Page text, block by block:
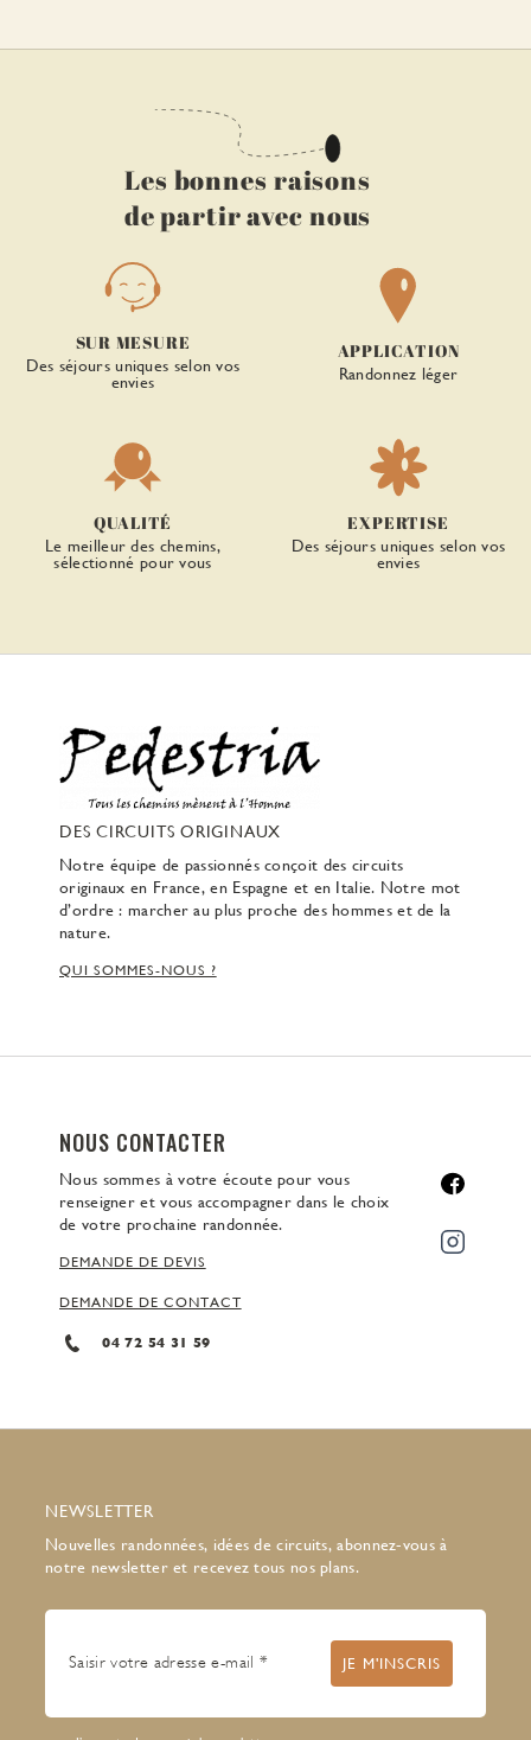
Les bonnes raisons
de partir avec nous
SUR MESURE
Des séjours uniques selon vos
envies
APPLICATION
Randonnez léger
QUALITÉ
Le meilleur des chemins,
sélectionné pour vous
EXPERTISE
Des séjours uniques selon vos
envies
DES CIRCUITS ORIGINAUX
Notre équipe de passionnés conçoit des circuits
originaux en France, en Espagne et en Italie. Notre mot
d’ordre : marcher au plus proche des hommes et de la
nature.
QUI SOMMES-NOUS ?
NOUS CONTACTER
Nous sommes à votre écoute pour vous
renseigner et vous accompagner dans le choix
de votre prochaine randonnée.
DEMANDE DE DEVIS
DEMANDE DE CONTACT
04 72 54 31 59
NEWSLETTER
Nouvelles randonnées, idées de circuits, abonnez-vous à
notre newsletter et recevez tous nos plans.